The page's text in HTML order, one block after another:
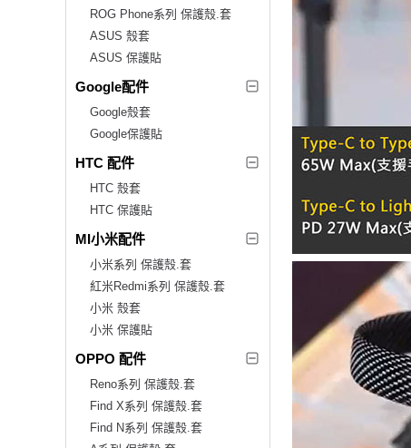
ROG Phone系列 保護殼.套
ASUS 殼套
ASUS 保護貼
Google配件
Google殼套
Google保護貼
HTC 配件
HTC 殼套
HTC 保護貼
MI小米配件
小米系列 保護殼.套
紅米Redmi系列 保護殼.套
小米 殼套
小米 保護貼
OPPO 配件
Reno系列 保護殼.套
Find X系列 保護殼.套
Find N系列 保護殼.套